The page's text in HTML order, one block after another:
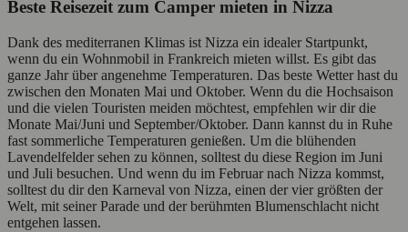
Beste Reisezeit zum Camper mieten in Nizza
Dank des mediterranen Klimas ist Nizza ein idealer Startpunkt,
wenn du ein Wohnmobil in Frankreich mieten willst. Es gibt das
ganze Jahr über angenehme Temperaturen. Das beste Wetter hast du
zwischen den Monaten Mai und Oktober. Wenn du die Hochsaison
und die vielen Touristen meiden möchtest, empfehlen wir dir die
Monate Mai/Juni und September/Oktober. Dann kannst du in Ruhe
fast sommerliche Temperaturen genießen. Um die blühenden
Lavendelfelder sehen zu können, solltest du diese Region im Juni
und Juli besuchen. Und wenn du im Februar nach Nizza kommst,
solltest du dir den Karneval von Nizza, einen der vier größten der
Welt, mit seiner Parade und der berühmten Blumenschlacht nicht
entgehen lassen.